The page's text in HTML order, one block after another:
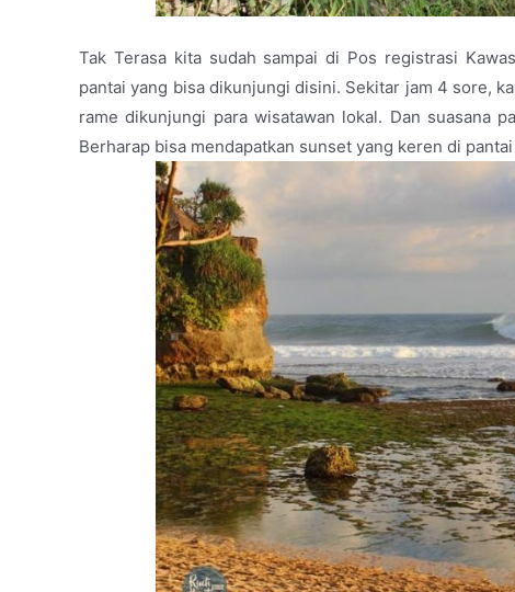
Tak Terasa kita sudah sampai di Pos registrasi
pantai yang bisa dikunjungi disini. Sekitar jam 4 sore,
rame dikunjungi para wisatawan lokal. Dan suasana
Berharap bisa mendapatkan sunset yang keren di